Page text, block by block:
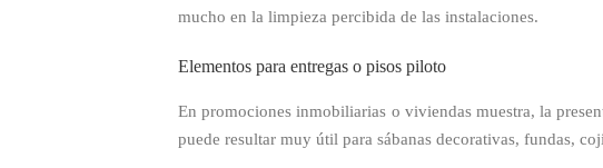
mucho en la limpieza percibida de las instalaciones.
Elementos para entregas o pisos piloto
En promociones inmobiliarias o viviendas muestra, la
puede resultar muy útil para sábanas decorativas, fundas,